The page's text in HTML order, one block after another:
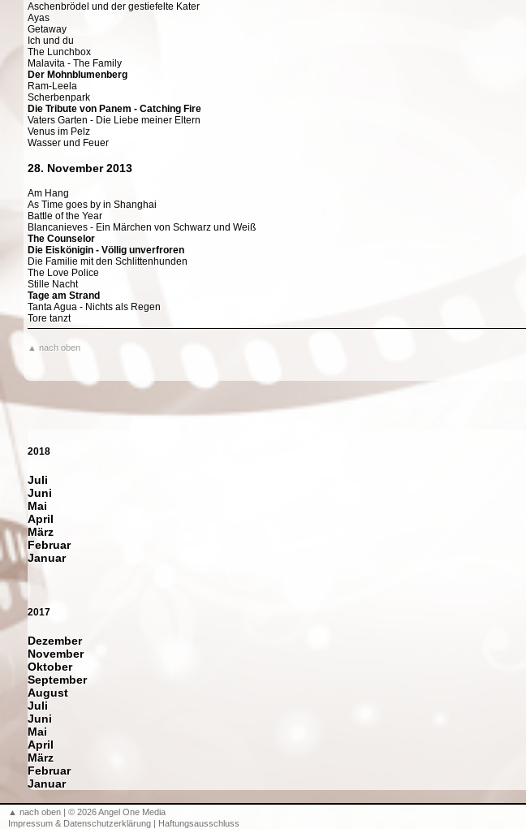
Aschenbrödel und der gestiefelte Kater
Ayas
Getaway
Ich und du
The Lunchbox
Malavita - The Family
Der Mohnblumenberg
Ram-Leela
Scherbenpark
Die Tribute von Panem - Catching Fire
Vaters Garten - Die Liebe meiner Eltern
Venus im Pelz
Wasser und Feuer
28. November 2013
Am Hang
As Time goes by in Shanghai
Battle of the Year
Blancanieves - Ein Märchen von Schwarz und Weiß
The Counselor
Die Eiskönigin - Völlig unverfroren
Die Familie mit den Schlittenhunden
The Love Police
Stille Nacht
Tage am Strand
Tanta Agua - Nichts als Regen
Tore tanzt
▲ nach oben
2018
Juli
Juni
Mai
April
März
Februar
Januar
2017
Dezember
November
Oktober
September
August
Juli
Juni
Mai
April
März
Februar
Januar
▲ nach oben | © 2026 Angel One Media
Impressum & Datenschutzerklärung | Haftungsausschluss